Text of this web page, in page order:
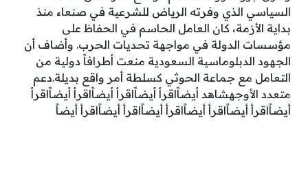
السياسي الذي وفرته الرياض للشرعية في صنعاء منذ
بداية الأزمة، كان العامل الحاسم في الحفاظ على
مؤسسات الدولة في مواجهة تحديات الحرب. وأضاف أن
الجهود الدبلوماسية السعودية منعت أطرافاً دولية من
التعامل مع جماعة الحوثي كسلطة أمر واقع بديلة.دعم
متعدد الأوجهشاهد أيضاًاقرأ أيضاًاقرأ أيضاًاقرأ أيضاًاقرأ
أيضاًاقرأ أيضاًاقرأ أيضاًاقرأ أيضاًاقرأ أيضاًاقرأ أيضاً